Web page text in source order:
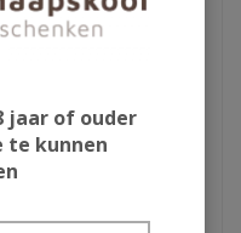
Cigno Pinot Grigio
jaar of ouder
te kunnen